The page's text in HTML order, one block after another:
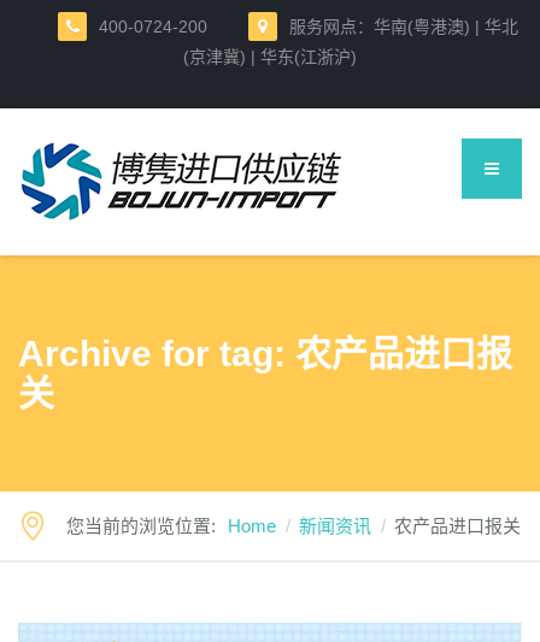
400-0724-200
服务网点：华南(粤港澳) | 华北
(京津冀) | 华东(江浙沪)
Archive for tag: 农产品进口报
关
您当前的浏览位置: Home 新闻资讯 农产品进口报关